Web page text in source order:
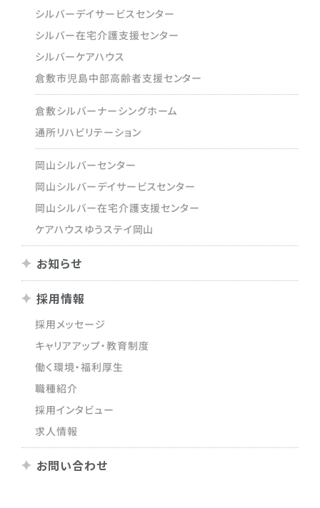
シルバーデイサービスセンター
シルバー在宅介護支援センター
シルバーケアハウス
倉敷市児島中部高齢者支援センター
倉敷シルバーナーシングホーム
通所リハビリテーション
岡山シルバーセンター
岡山シルバーデイサービスセンター
岡山シルバー在宅介護支援センター
ケアハウスゆうステイ岡山
お知らせ
採用情報
採用メッセージ
キャリアアップ・教育制度
働く環境・福利厚生
職種紹介
採用インタビュー
求人情報
お問い合わせ